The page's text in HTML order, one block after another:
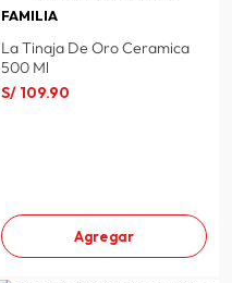
FAMILIA
La Tinaja De Oro Ceramica
500 Ml
S/ 109.90
Agregar